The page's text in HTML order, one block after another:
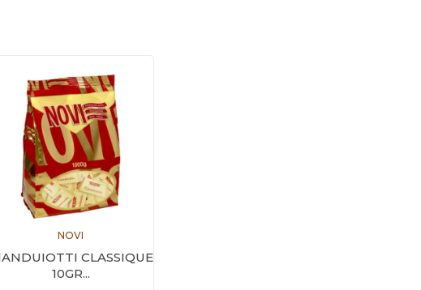
NOVI
CLASSIQUE
10GR...